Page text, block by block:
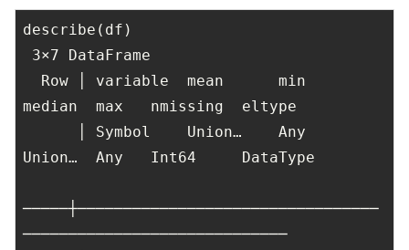
describe(df)
3×7 DataFrame
median  max   nmissing  eltype
Union…  Any   Int64     DataType
─────┼─────────────────────────────────
─────────────────────────────